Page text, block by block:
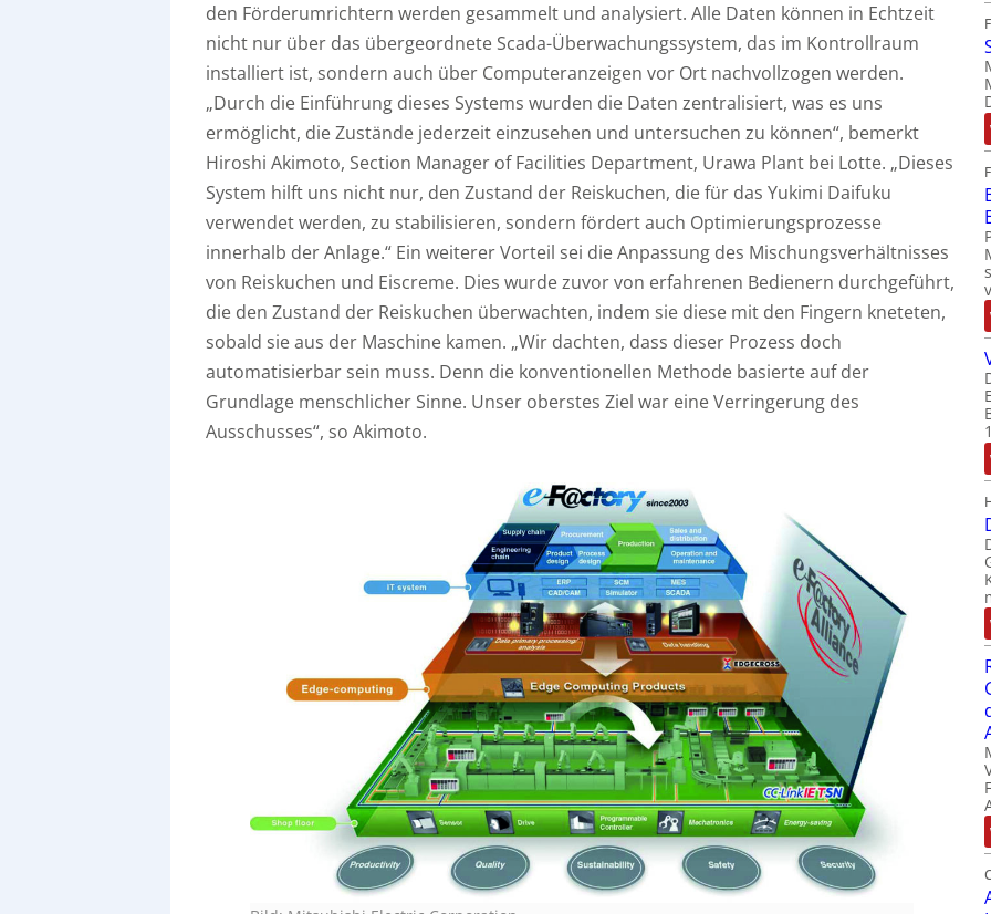
den Förderumrichtern werden gesammelt und analysiert. Alle Daten können in Echtzeit
nicht nur über das übergeordnete Scada-Überwachungssystem, das im Kontrollraum
installiert ist, sondern auch über Computeranzeigen vor Ort nachvollzogen werden.
„Durch die Einführung dieses Systems wurden die Daten zentralisiert, was es uns
ermöglicht, die Zustände jederzeit einzusehen und untersuchen zu können“, bemerkt
Hiroshi Akimoto, Section Manager of Facilities Department, Urawa Plant bei Lotte. „Dieses
System hilft uns nicht nur, den Zustand der Reiskuchen, die für das Yukimi Daifuku
verwendet werden, zu stabilisieren, sondern fördert auch Optimierungsprozesse
innerhalb der Anlage.“ Ein weiterer Vorteil sei die Anpassung des Mischungsverhältnisses
von Reiskuchen und Eiscreme. Dies wurde zuvor von erfahrenen Bedienern durchgeführt,
die den Zustand der Reiskuchen überwachten, indem sie diese mit den Fingern kneteten,
sobald sie aus der Maschine kamen. „Wir dachten, dass dieser Prozess doch
automatisierbar sein muss. Denn die konventionellen Methode basierte auf der
Grundlage menschlicher Sinne. Unser oberstes Ziel war eine Verringerung des
Ausschusses“, so Akimoto.